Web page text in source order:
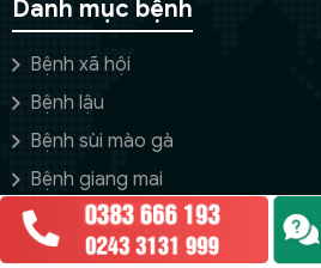
Danh mục bệnh
Bệnh xã hội
Bệnh lậu
Bệnh sùi mào gà
Bệnh giang mai
Mụp rộp sinh dục
Chào em!